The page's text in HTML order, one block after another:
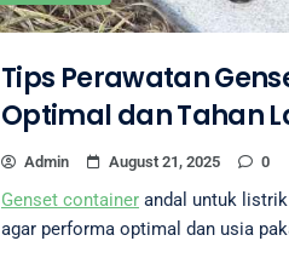
Tips Perawatan
Optimal dan Tahan
Admin August 21, 2025 0
Genset container andal untuk
agar performa optimal dan usia